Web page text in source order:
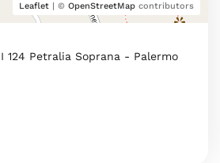
Leaflet | © OpenStreetMap contributors
124 Petralia Soprana - Palermo